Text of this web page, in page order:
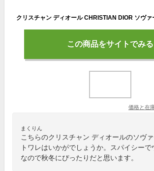
この商品をサイトでみる
価格と在
まくりん
こちらのクリスチャン ディオールのソヴ
トワレはいかがでしょうか。スパイシーで
なので秋冬にぴったりだと思います。